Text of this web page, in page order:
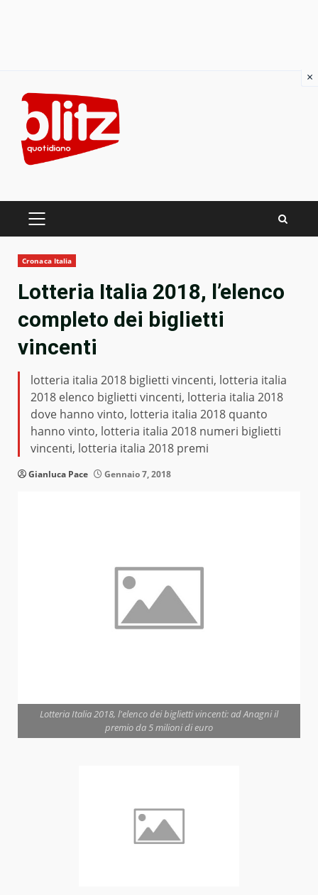
content
PRIMARY
Cronaca Italia
Lotteria Italia 2018, l’elenco
completo dei biglietti
vincenti
lotteria italia 2018 biglietti vincenti, lotteria italia
2018 elenco biglietti vincenti, lotteria italia 2018
dove hanno vinto, lotteria italia 2018 quanto
hanno vinto, lotteria italia 2018 numeri biglietti
vincenti, lotteria italia 2018 premi
Gianluca Pace Gennaio 7, 2018
Lotteria Italia 2018, l'elenco dei biglietti vincenti: ad Anagni il
premio da 5 milioni di euro
×